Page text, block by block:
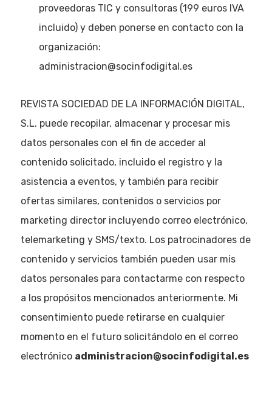
proveedoras TIC y consultoras (199 euros IVA
incluido) y deben ponerse en contacto con la
organización:
administracion@socinfodigital.es
REVISTA SOCIEDAD DE LA INFORMACIÓN DIGITAL,
S.L. puede recopilar, almacenar y procesar mis
datos personales con el fin de acceder al
contenido solicitado, incluido el registro y la
asistencia a eventos, y también para recibir
ofertas similares, contenidos o servicios por
marketing director incluyendo correo electrónico,
telemarketing y SMS/texto. Los patrocinadores de
contenido y servicios también pueden usar mis
datos personales para contactarme con respecto
a los propósitos mencionados anteriormente. Mi
consentimiento puede retirarse en cualquier
momento en el futuro solicitándolo en el correo
electrónico administracion@socinfodigital.es